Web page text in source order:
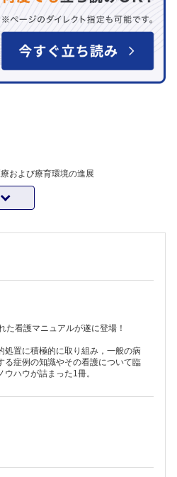
および療育環境の進展
身の障害
る公的支援
ミーに対する気管切開術
・者の家族の看護
た看護マニュアルが遂に登場！
処置に積極的に取り組み，一般の病
る症例の知識やその看護について臨
ハウが詰まった1冊。